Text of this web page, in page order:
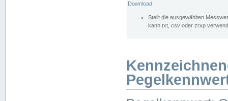
Download
Stellt die ausgewählten
kann txt, csv oder zrxp